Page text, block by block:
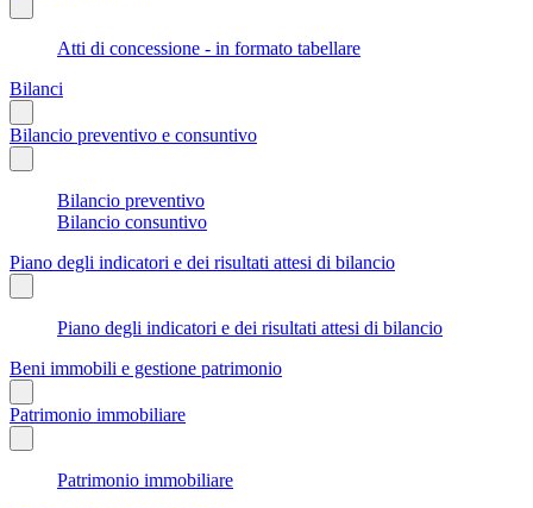
Atti di concessione - in formato tabellare
Bilanci
Bilancio preventivo e consuntivo
Bilancio preventivo
Bilancio consuntivo
Piano degli indicatori e dei risultati attesi di bilancio
Piano degli indicatori e dei risultati attesi di bilancio
Beni immobili e gestione patrimonio
Patrimonio immobiliare
Patrimonio immobiliare